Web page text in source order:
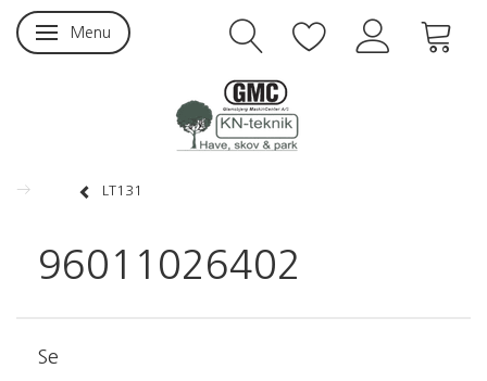
Skifte navigation
Menu
LT131
96011026402
Se